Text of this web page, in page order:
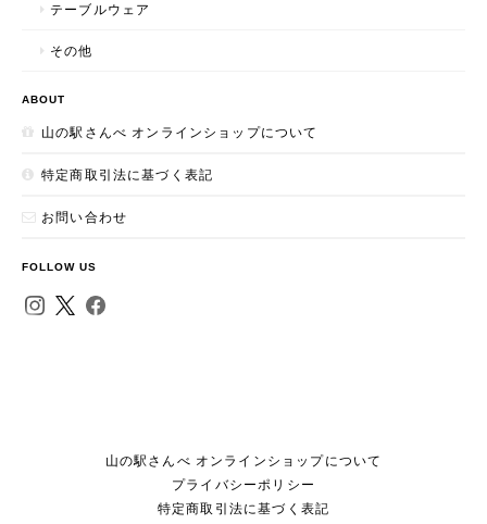
テーブルウェア
その他
ABOUT
山の駅さんべ オンラインショップについて
特定商取引法に基づく表記
お問い合わせ
FOLLOW US
山の駅さんべ オンラインショップについて
プライバシーポリシー
特定商取引法に基づく表記